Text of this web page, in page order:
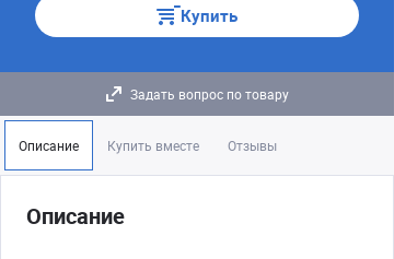
Купить
Задать вопрос по товару
Описание Купить вместе Отзывы
Описание